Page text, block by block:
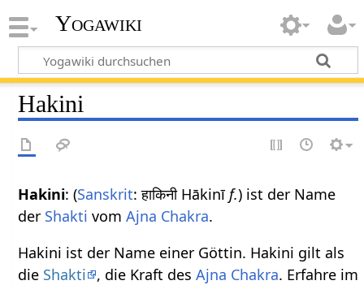
Yogawiki
Hakini
Hakini: (Sanskrit: हाकिनी Hākinīf.) ist der Name
der Shakti vomAjna Chakra.
Hakini ist der Name einer Göttin. Hakini gilt als
die Shakti , die Kraft desAjna Chakra. Erfahre im